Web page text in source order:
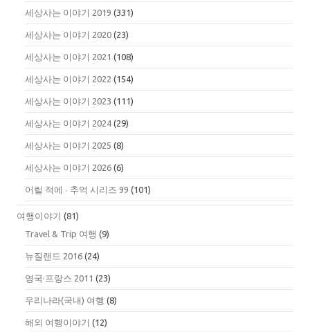
세상사는 이야기 2019 (331)
세상사는 이야기 2020 (23)
세상사는 이야기 2021 (108)
세상사는 이야기 2022 (154)
세상사는 이야기 2023 (111)
세상사는 이야기 2024 (29)
세상사는 이야기 2025 (8)
세상사는 이야기 2026 (6)
어릴 적에 ∙ 추억 시리즈 99 (101)
여행이야기 (81)
Travel & Trip 여행 (9)
뉴질랜드 2016 (24)
영국·프랑스 2011 (23)
우리나라(국내) 여행 (8)
해외 여행이야기 (12)